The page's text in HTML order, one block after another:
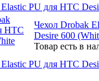
PU для HTC
Чехол Drobak
Desire 600
Товар есть в
PU для HTC